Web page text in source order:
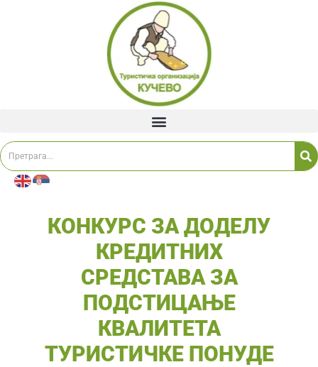
КОНКУРС ЗА ДОДЕЛУ
КРЕДИТНИХ
СРЕДСТАВА ЗА
ПОДСТИЦАЊЕ
КВАЛИТЕТА
ТУРИСТИЧКЕ ПОНУДЕ